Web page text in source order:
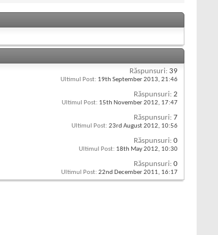
Răspunsuri: 39
Ultimul Post: 19th September 2013, 21:46
Răspunsuri: 2
Ultimul Post: 15th November 2012, 17:47
Răspunsuri: 7
Ultimul Post: 23rd August 2012, 10:56
Răspunsuri: 0
Ultimul Post: 18th May 2012, 10:30
Răspunsuri: 0
Ultimul Post: 22nd December 2011, 16:17